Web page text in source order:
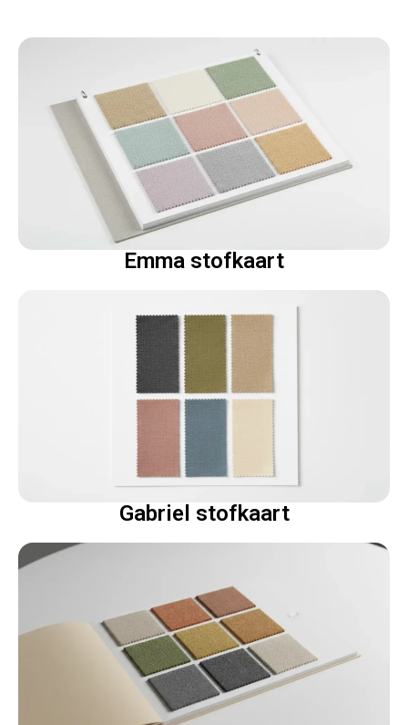
Emma stofkaart
Gabriel stofkaart